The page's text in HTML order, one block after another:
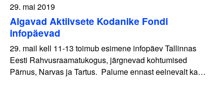
29. mai 2019
Algavad Aktiivsete Kodanike Fondi
infopäevad
29. mail kell 11-13 toimub esimene infopäev Tallinnas
Eesti Rahvusraamatukogus, järgnevad kohtumised
Pärnus, Narvas ja Tartus. Palume ennast eelnevalt ka…